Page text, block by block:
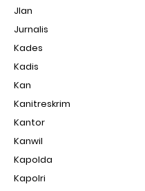
Jlan
Jurnalis
Kades
Kadis
Kan
Kanitreskrim
Kantor
Kanwil
Kapolda
Kapolri